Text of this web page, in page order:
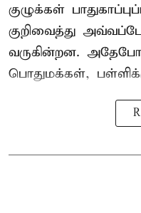
குழுக்கள்
குறிவைத்து
வருகின்றன.
பொதுமக்கள்,